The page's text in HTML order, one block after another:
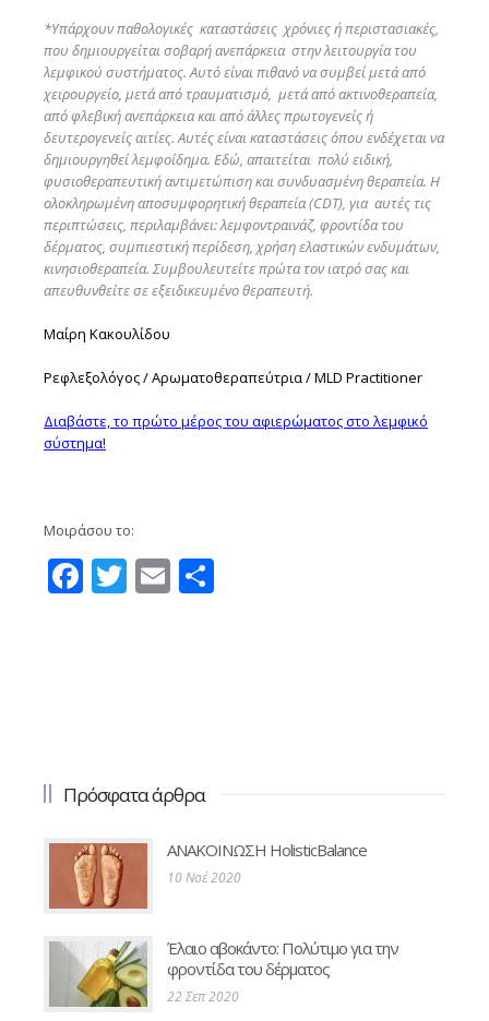
*Υπάρχουν παθολογικές καταστάσεις χρόνιες ή περιστασιακές,
που δημιουργείται σοβαρή ανεπάρκεια στην λειτουργία του
λεμφικού συστήματος. Αυτό είναι πιθανό να συμβεί μετά από
χειρουργείο, μετά από τραυματισμό, μετά από ακτινοθεραπεία,
από φλεβική ανεπάρκεια και από άλλες πρωτογενείς ή
δευτερογενείς αιτίες. Αυτές είναι καταστάσεις όπου ενδέχεται να
δημιουργηθεί λεμφοίδημα. Εδώ, απαιτείται πολύ ειδική,
φυσιοθεραπευτική αντιμετώπιση και συνδυασμένη θεραπεία. Η
ολοκληρωμένη αποσυμφορητική θεραπεία (CDT), για αυτές τις
περιπτώσεις, περιλαμβάνει: λεμφοντραινάζ, φροντίδα του
δέρματος, συμπιεστική περίδεση, χρήση ελαστικών ενδυμάτων,
κινησιοθεραπεία. Συμβουλευτείτε πρώτα τον ιατρό σας και
απευθυνθείτε σε εξειδικευμένο θεραπευτή.
Μαίρη Κακουλίδου
Ρεφλεξολόγος / Αρωματοθεραπεύτρια / MLD Practitioner
Διαβάστε, το πρώτο μέρος του αφιερώματος στο λεμφικό
σύστημα!
Μοιράσου το:
Facebook
Twitter
Email
Πρόσφατα άρθρα
ΑΝΑΚΟΙΝΩΣΗ HolisticBalance
10 Νοέ 2020
Έλαιο αβοκάντο: Πολύτιμο για την
φροντίδα του δέρματος
22 Σεπ 2020